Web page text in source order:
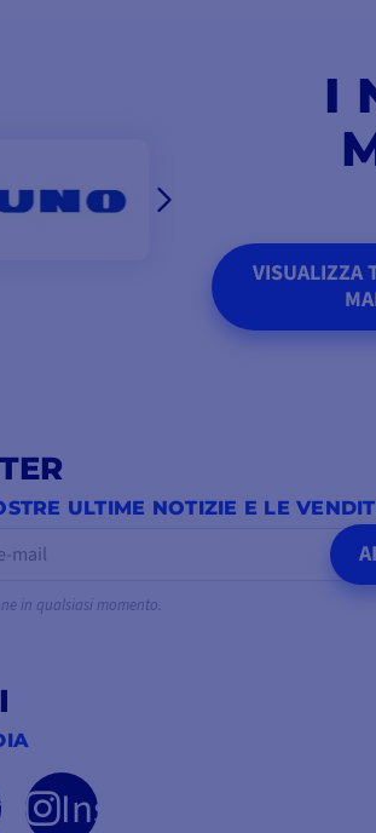
I
VISUALIZZA
ULTIME NOTIZIE E LE
in qualsiasi momento.
Instagram